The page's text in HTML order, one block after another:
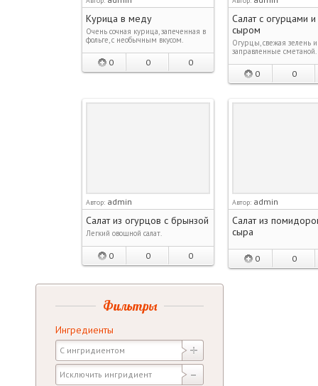
Курица в меду
Очень сочная курица, запеченная в
фольге, с необычным вкусом.
0 0 0
Салат с огурцами
сыром
Огурцы, свежая зелень
заправленные сметаной.
0 0
Автор: admin
Салат из огурцов с брынзой
Легкий овощной салат.
0 0 0
Автор: admin
Салат из
сыра
0 0
Фильтры
Ингредиенты